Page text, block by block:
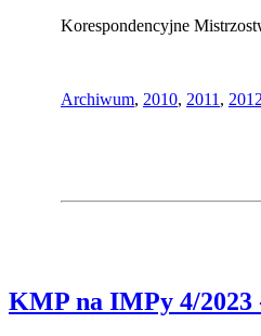
Korespondencyjne
Archiwum, 2010, 2011 , 2012
KMP na IMPy 4/2023